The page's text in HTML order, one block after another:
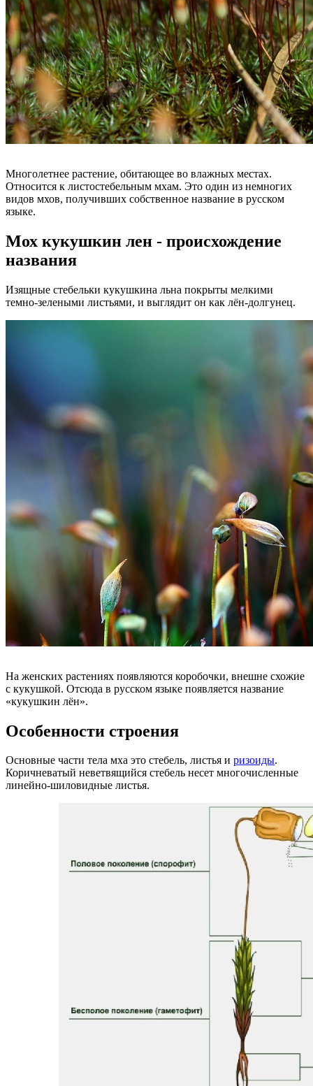
Многолетнее растение, обитающее во влажных местах.
Относится к листостебельным мхам. Это один из немногих
видов мхов, получивших собственное название в русском
языке.
Мох кукушкин лен - происхождение
названия
Изящные стебельки кукушкина льна покрыты мелкими
темно-зелеными листьями, и выглядит он как лён-долгунец.
На женских растениях появляются коробочки, внешне схожие
с кукушкой. Отсюда в русском языке появляется название
«кукушкин лён».
Особенности строения
Основные части тела мха это стебель, листья и ризоиды.
Коричневатый неветвящийся стебель несет многочисленные
линейно-шиловидные листья.